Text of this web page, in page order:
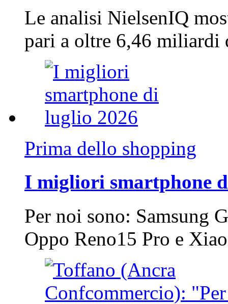
Le analisi NielsenIQ
pari a oltre 6,46
Prima dello shopping
I migliori smartphone
Per noi sono: Samsung
Oppo Reno15 Pro e